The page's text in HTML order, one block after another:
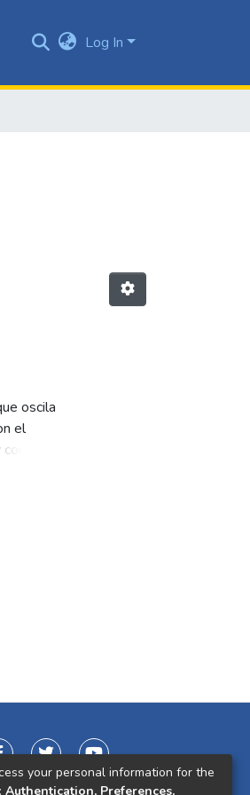
Log In
oscila
el
your personal information for the
Authentication, Preferences,